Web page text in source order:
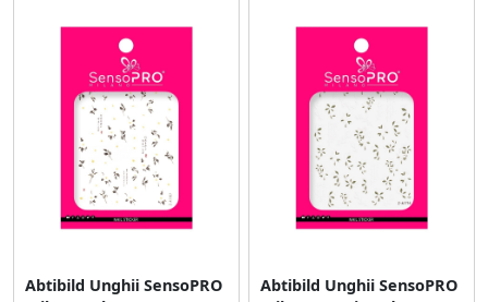
Abtibild Unghii SensoPRO
Abtibild Unghii SensoPRO